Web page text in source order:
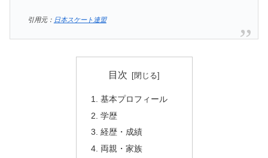
引用元： 日本スケート連盟
目次
基本プロフィール
学歴
経歴・成績
両親・家族